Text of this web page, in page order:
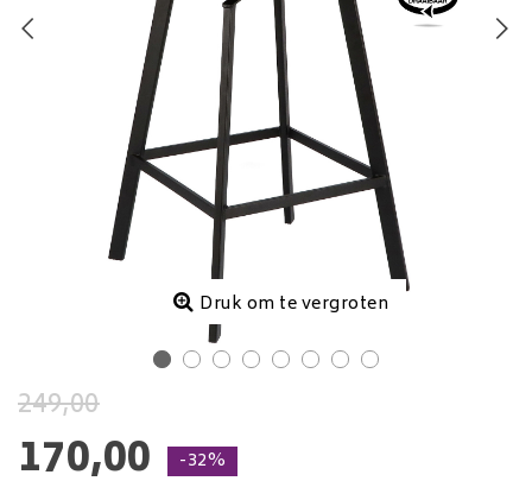
Druk om te vergroten
249,00
170,00 -32%